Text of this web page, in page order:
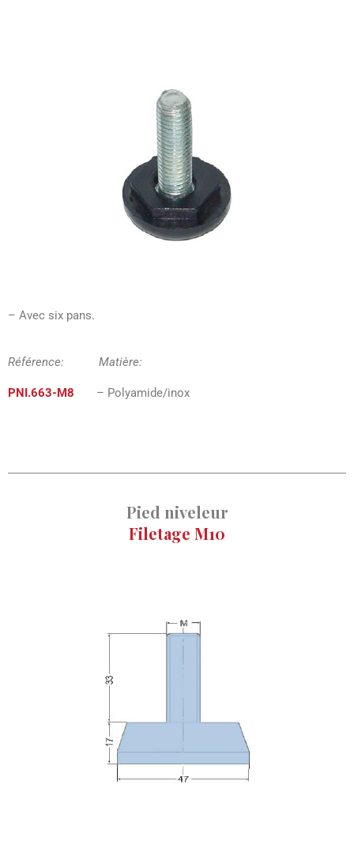
– Avec six pans.
Référence: Matière:
PNI.663-M8 – Polyamide/inox
Pied niveleur
Filetage M10